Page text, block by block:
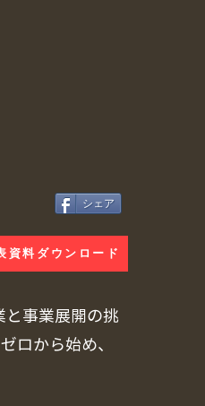
シェア
資料ダウンロード
事業展開の挑
ロから始め、